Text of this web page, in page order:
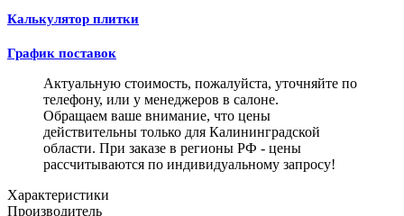
Калькулятор плитки
График поставок
Актуальную стоимость, пожалуйста, уточняйте по
телефону, или у менеджеров в салоне.
Обращаем ваше внимание, что цены
действительны только для Калининградской
области. При заказе в регионы РФ - цены
рассчитываются по индивидуальному запросу!
Характеристики
Производитель